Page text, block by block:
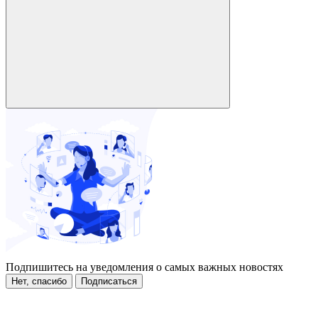
Подпишитесь на уведомления о самых важных новостях
Нет, спасибо Подписаться